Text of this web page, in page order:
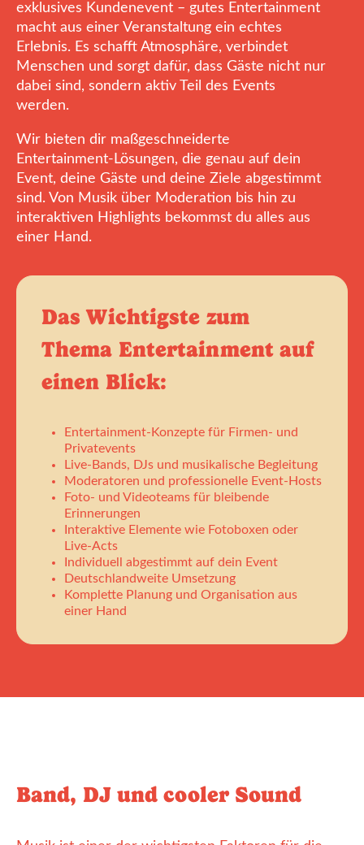
exklusives Kundenevent – gutes Entertainment
macht aus einer Veranstaltung ein echtes
Erlebnis. Es schafft Atmosphäre, verbindet
Menschen und sorgt dafür, dass Gäste nicht nur
dabei sind, sondern aktiv Teil des Events
werden.
Wir bieten dir maßgeschneiderte
Entertainment-Lösungen, die genau auf dein
Event, deine Gäste und deine Ziele abgestimmt
sind. Von Musik über Moderation bis hin zu
interaktiven Highlights bekommst du alles aus
einer Hand.
Das Wichtigste zum
Thema Entertainment auf
einen Blick:
Entertainment-Konzepte für Firmen- und
Privatevents
Live-Bands, DJs und musikalische Begleitung
Moderatoren und professionelle Event-Hosts
Foto- und Videoteams für bleibende
Erinnerungen
Interaktive Elemente wie Fotoboxen oder
Live-Acts
Individuell abgestimmt auf dein Event
Deutschlandweite Umsetzung
Komplette Planung und Organisation aus
einer Hand
Band, DJ und cooler Sound